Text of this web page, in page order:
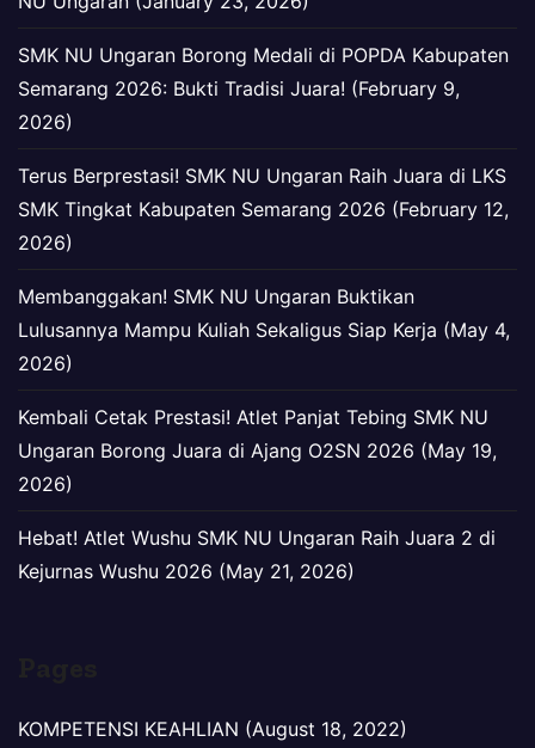
SMK NU Ungaran Borong Medali di POPDA Kabupaten
Semarang 2026: Bukti Tradisi Juara! (February 9,
2026)
Terus Berprestasi! SMK NU Ungaran Raih Juara di LKS
SMK Tingkat Kabupaten Semarang 2026 (February 12,
2026)
Membanggakan! SMK NU Ungaran Buktikan
Lulusannya Mampu Kuliah Sekaligus Siap Kerja (May 4,
2026)
Kembali Cetak Prestasi! Atlet Panjat Tebing SMK NU
Ungaran Borong Juara di Ajang O2SN 2026 (May 19,
2026)
Hebat! Atlet Wushu SMK NU Ungaran Raih Juara 2 di
Kejurnas Wushu 2026 (May 21, 2026)
KOMPETENSI KEAHLIAN (August 18, 2022)